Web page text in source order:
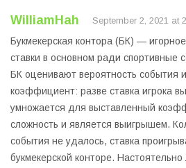
WilliamHah September 2, 2021 at
Букмекерская контора (БК) —
ставки в основном ради спортивные
БК оценивают вероятность события
коэффициент: разве ставка игрока
умножается для выставленный
сложность и является выигрышем.
события не удалось, ставка
букмекерской конторе.